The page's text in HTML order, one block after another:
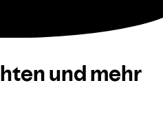
und mehr